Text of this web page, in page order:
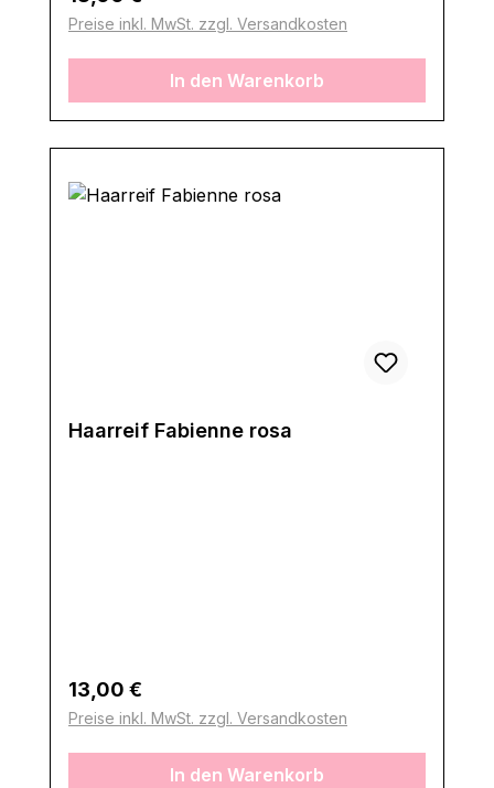
Preise inkl. MwSt. zzgl. Versandkosten
In den Warenkorb
Haarreif Fabienne rosa
Regulärer Preis:
13,00 €
Preise inkl. MwSt. zzgl. Versandkosten
In den Warenkorb